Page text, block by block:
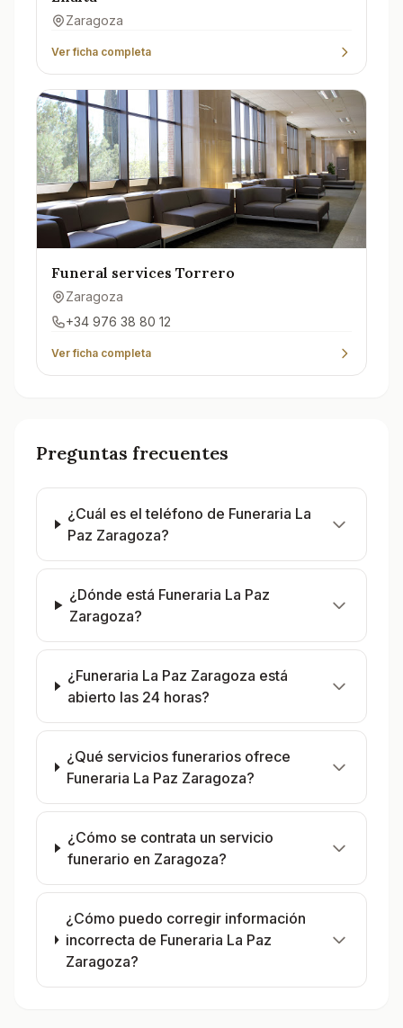
Zaragoza
Ver ficha completa
Funeral services Torrero
Zaragoza
+34 976 38 80 12
Ver ficha completa
Preguntas frecuentes
¿Cuál es el teléfono de Funeraria La
Paz Zaragoza?
¿Dónde está Funeraria La Paz
Zaragoza?
¿Funeraria La Paz Zaragoza está
abierto las 24 horas?
¿Qué servicios funerarios ofrece
Funeraria La Paz Zaragoza?
¿Cómo se contrata un servicio
funerario en Zaragoza?
¿Cómo puedo corregir información
incorrecta de Funeraria La Paz
Zaragoza?